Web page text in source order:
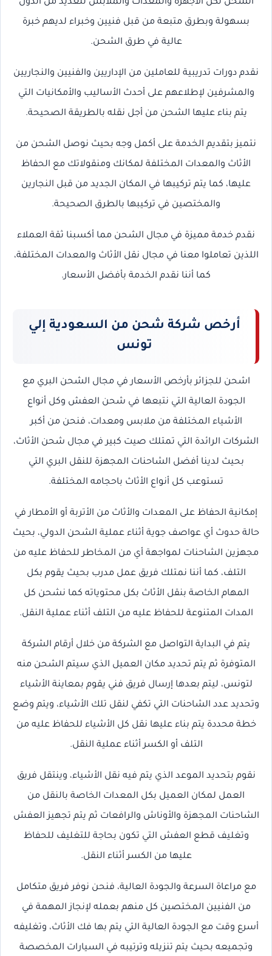
بسهولة وبطرق متبعة من قبل فنيين وخبراء لديهم خبرة
عالية في طرق الشحن.
نقدم دورات تدريبية للعاملين من الإداريين والفنيين والنجاريين
والمشرفين لإطلاعهم على أحدث الأساليب والأمكانيات التي
يتم بناء عليها الشحن من أجل نقله بالطريقة الصحيحة.
نتميز بتقديم الخدمة على أكمل وجه بحيث نوصل الشحن من
الأثاث والمعدات المختلفة لمكانك ومنقولاتك مع الحفاظ
عليها، كما يتم تركيبها في المكان الجديد من قبل النجارين
والمختصين في تركيبها بالطرق الصحيحة.
نقدم خدمة مميزة في مجال الشحن مما أكسبنا ثقة العملاء
اللذين تعاملوا معنا في مجال نقل الأثاث والمعدات المختلفة،
كما أننا نقدم الخدمة بأفضل الأسعار.
أرخص شركة شحن من السعودية إلي
تونس
اشحن للجزائر بأرخص الأسعار في مجال الشحن البري مع
الجودة العالية التي نتبعها في شحن العفش وكل أنواع
الأشياء المختلفة من ملابس ومعدات، فنحن من أكبر
الشركات الرائدة التي تمتلك صيت كبير في مجال شحن الأثاث،
بحيث لدينا أفضل الشاحنات المجهزة للنقل البري التي
تستوعب كل أنواع الأثاث باحجامه المختلفة.
إمكانية الحفاظ على المعدات والأثاث من الأتربة أو الأمطار في
حالة حدوث أي عواصف جوية أثناء عملية الشحن الدولي، بحيث
مجهزين الشاحنات لمواجهة أي من المخاطر للحفاظ عليه من
التلف، كما أننا نمتلك فريق عمل مدرب بحيث يقوم بكل
المهام الخاصة بنقل الأثاث بكل محتوياته كما نشحن كل
المدات المتنوعة للحفاظ عليه من التلف أثناء عملية النقل.
يتم في البداية التواصل مع الشركة من خلال أرقام الشركة
المتوفرة ثم يتم تحديد مكان العميل الذي سيتم الشحن منه
لتونس، ليتم بعدها إرسال فريق فني يقوم بمعاينة الأشياء
وتحديد عدد الشاحنات التي تكفي لنقل تلك الأشياء، ويتم وضع
خطة محددة يتم بناء عليها نقل كل الأشياء للحفاظ عليه من
التلف أو الكسر أثناء عملية النقل.
نقوم بتحديد الموعد الذي يتم فيه نقل الأشياء، وينتقل فريق
العمل لمكان العميل بكل المعدات الخاصة بالنقل من
الشاحنات المجهزة والأوناش والرافعات ثم يتم تجهيز العفش
وتغليف قطع العفش التي تكون بحاجة للتغليف للحفاظ
عليها من الكسر أثناء النقل.
مع مراعاة السرعة والجودة العالية، فنحن نوفر فريق متكامل
من الفنيين المختصين كل منهم بعمله لإنجاز المهمة في
أسرع وقت مع الجودة العالية التي يتم بها فك الأثاث، وتغليفه
وتجميعه بحيث يتم تنزيله وترتيبه في السيارات المخصصة